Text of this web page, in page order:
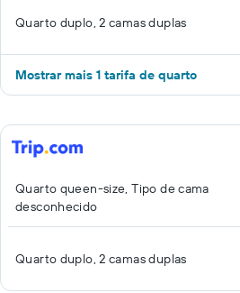
Quarto duplo, 2 camas duplas
Mostrar mais 1 tarifa de quarto
Quarto queen-size, Tipo de cama
desconhecido
Quarto duplo, 2 camas duplas